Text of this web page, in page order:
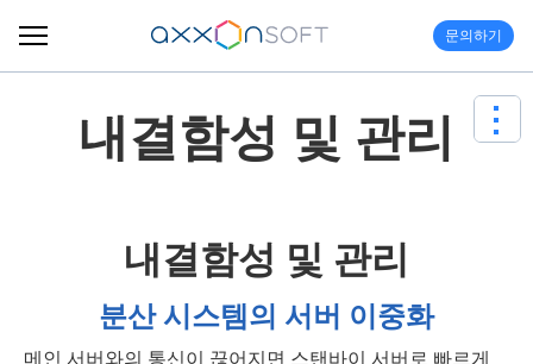
문의하기
내결함성 및 관리
내결함성 및 관리
분산 시스템의 서버 이중화
메인 서버와의 통신이 끊어지면 스탠바이 서버로 빠르게